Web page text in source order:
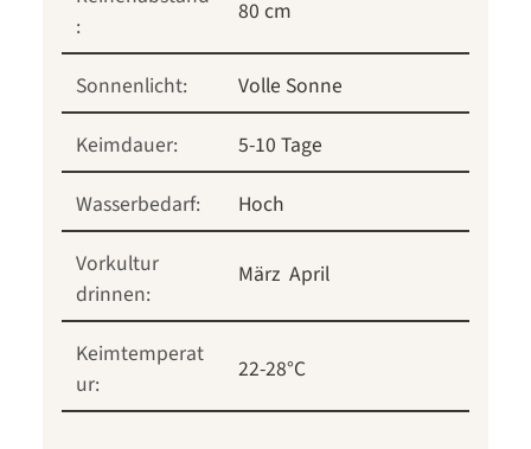
:
80 cm
Sonnenlicht:
Volle Sonne
Keimdauer:
5-10 Tage
Wasserbedarf:
Hoch
Vorkultur
drinnen:
März April
Keimtemperat
ur:
22-28°C